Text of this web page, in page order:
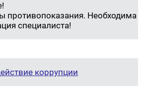
противопоказания. Необходима
специалиста!
коррупции